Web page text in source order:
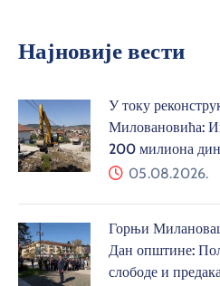
Најновије вести
У току
Миловановића:
200 милиона
05.08.2026.
Горњи
Дан општине:
слободе и предака